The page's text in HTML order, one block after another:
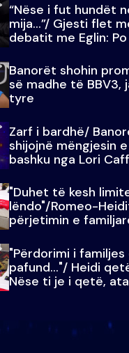
“Nëse i fut hundët
mija…”/ Gjesti flet
debatit me Eglin:
Banorët shohin
së madhe të BBV3,
tyre
Zarf i bardhë/
shijojnë mëngjesin
bashku nga Lori
"Duhet të kesh
lëndo"/Romeo-
përjetimin e
"Përdorimi i
pafund…"/ Heidi
Nëse ti je i qetë,